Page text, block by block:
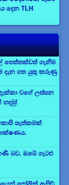
දෙන TLH
පෙත්තක්වත් ගැනීම
දැන ගත යුතු කරුණු
වගේ ලස්සන
හදමු!
සැත්කමක්